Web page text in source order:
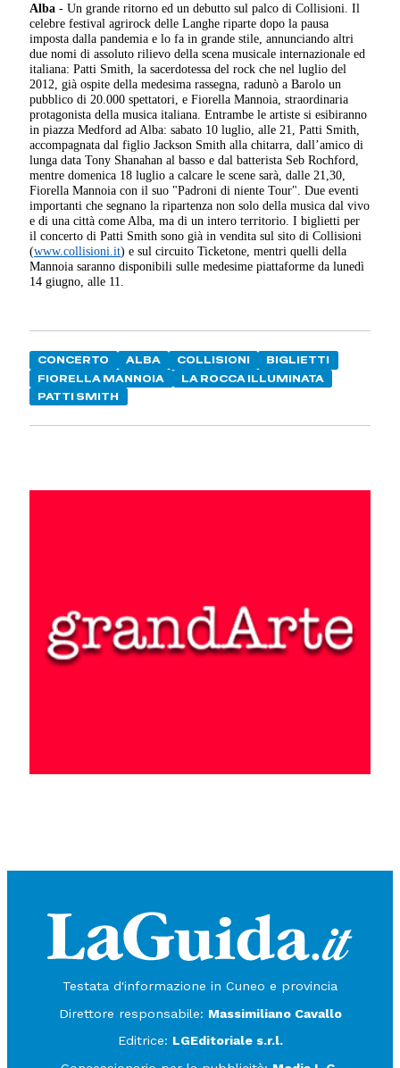
Alba - Un grande ritorno ed un debutto sul palco di Collisioni. Il
celebre festival agrirock delle Langhe riparte dopo la pausa
imposta dalla pandemia e lo fa in grande stile, annunciando altri
due nomi di assoluto rilievo della scena musicale internazionale ed
italiana: Patti Smith, la sacerdotessa del rock che nel luglio del
2012, già ospite della medesima rassegna, radunò a Barolo un
pubblico di 20.000 spettatori, e Fiorella Mannoia, straordinaria
protagonista della musica italiana. Entrambe le artiste si esibiranno
in piazza Medford ad Alba: sabato 10 luglio, alle 21, Patti Smith,
accompagnata dal figlio Jackson Smith alla chitarra, dall’amico di
lunga data Tony Shanahan al basso e dal batterista Seb Rochford,
mentre domenica 18 luglio a calcare le scene sarà, dalle 21,30,
Fiorella Mannoia con il suo "Padroni di niente Tour". Due eventi
importanti che segnano la ripartenza non solo della musica dal vivo
e di una città come Alba, ma di un intero territorio. I biglietti per
il concerto di Patti Smith sono già in vendita sul sito di Collisioni
(www.collisioni.it) e sul circuito Ticketone, mentri quelli della
Mannoia saranno disponibili sulle medesime piattaforme da lunedì
14 giugno, alle 11.
CONCERTO ALBA COLLISIONI
BIGLIETTI
FIORELLA MANNOIA
LA ROCCA ILLUMINATA
PATTI SMITH
Testata d'informazione in Cuneo e provincia
Direttore responsabile: Massimiliano Cavallo
Editrice: LGEditoriale s.r.l.